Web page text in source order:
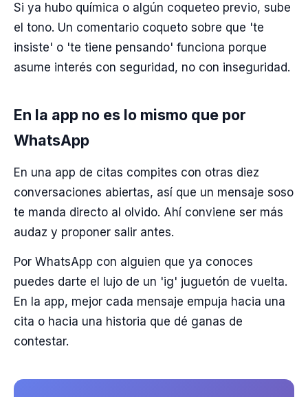
Si ya hubo química o algún coqueteo previo, sube
el tono. Un comentario coqueto sobre que 'te
insiste' o 'te tiene pensando' funciona porque
asume interés con seguridad, no con inseguridad.
En la app no es lo mismo que por
WhatsApp
En una app de citas compites con otras diez
conversaciones abiertas, así que un mensaje soso
te manda directo al olvido. Ahí conviene ser más
audaz y proponer salir antes.
Por WhatsApp con alguien que ya conoces
puedes darte el lujo de un 'ig' juguetón de vuelta.
En la app, mejor cada mensaje empuja hacia una
cita o hacia una historia que dé ganas de
contestar.